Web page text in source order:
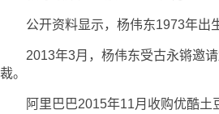
公开资料显示，杨伟东1973年出生
2013年3月，杨伟东受古永锵邀请
裁。
阿里巴巴2015年11月收购优酷土